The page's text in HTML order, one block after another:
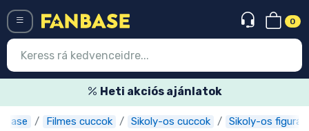
0
Heti akciós ajánlatok
Filmes cuccok Sikoly-os cuccok Sikoly-os figurák
Belépés Regisztráció